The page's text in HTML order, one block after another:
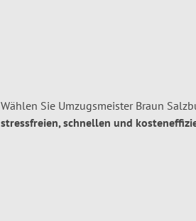
Wählen Sie Umzugsmeister Braun
stressfreien, schnellen und